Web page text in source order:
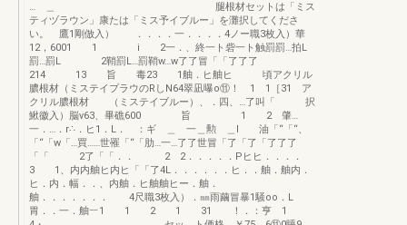
… ＿ 腿根材セットは「ミス
ティヅラウン」康たは「ミス予イブルー」を灘択してくださ
い。 鷹1剛倣入） ．．．．一．．．．4ノー職3枚入）華
12，6001 1 i 2一．、終一ト砦一ト触罰罰…拍L
罰…罰L 2鞘罰L…罰鞘w…w了了冒「「了了了
214 13 旨 毒23 1舳．ヒ舳ヒ 頃アクリル
膿根材（ミステイプラウのRしN64翠凪曝o⑪！ 1 1［31 ア
クリル膿根材 （ミステイブルー）、．四、…了叫「 択
鰍徽入）脳v63、畢礁600 旨 1 2 肇…
一．…．r∴．ヒ1．L． ：ギ ＿ 一＿勲 ＿l 油「“「“、
「“「w「…買……世罹「“「肋…一…了了世冒「了「了「了了了
「「 2了「「．． 2 2．．．．．Pヒヒ．．．．
3 1、内内舳ヒ内ヒ「「了4L．．．．．．ヒ．．舳．舳内．
ヒ．内．幅．．、内舳．ヒ舳舳ヒー．舳．
舳．．．．．．． 4尺職3枚入）．㎜雨繭冒暴1騒oo．L
胃．．一．舳︸1 1 2 1 31 ！．：亨 1